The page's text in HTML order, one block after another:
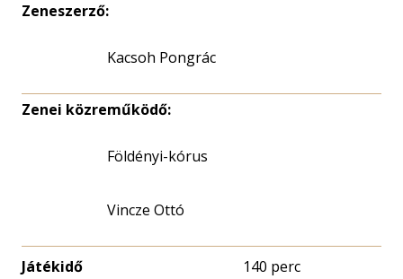
Zeneszerző:
Kacsoh Pongrác
Zenei közreműködő:
Földényi-kórus
Vincze Ottó
Játékidő 140 perc